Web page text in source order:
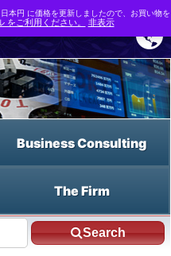
Business Consulting
The Firm
Search
本円 に価格を更新しましたので、お買い物を
をご利用ください。 非表示